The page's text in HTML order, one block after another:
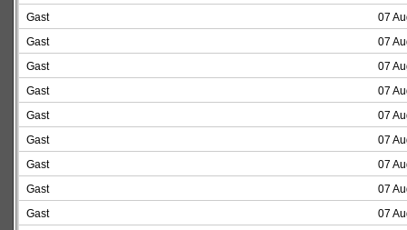
Gast
07
Gast
07
Gast
07
Gast
07
Gast
07
Gast
07
Gast
07
Gast
07
Gast
07